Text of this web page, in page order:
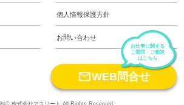
個人情報保護方針
お問い合わせ
お仕事に関する
ご質問・ご相談
はこちら
WEB問合せ
株式会社アスリート All Rights Reserved.